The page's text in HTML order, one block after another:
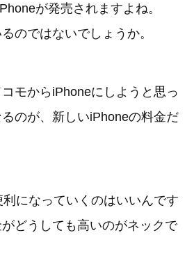
が発売されますよね。
のではないでしょうか。
モからiPhoneにしようと思っ
のが、新しいiPhoneの料金だ
になっていくのはいいんです
どうしても高いのがネックで